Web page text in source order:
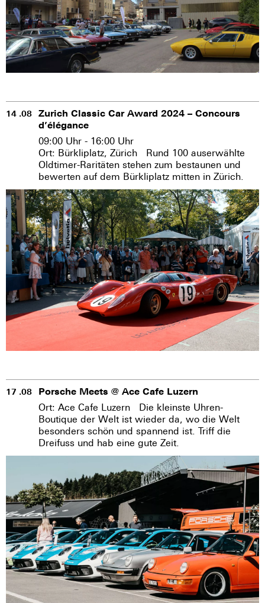
14 .08
Zurich Classic Car Award 2024 – Concours
d’élégance
09:00 Uhr - 16:00 Uhr
Ort: Bürkliplatz, Zürich Rund 100 auserwählte
Oldtimer-Raritäten stehen zum bestaunen und
bewerten auf dem Bürkliplatz mitten in Zürich.
17 .08 Porsche Meets @ Ace Cafe Luzern
Ort: Ace Cafe Luzern Die kleinste Uhren-
Boutique der Welt ist wieder da, wo die Welt
besonders schön und spannend ist. Triff die
Dreifuss und hab eine gute Zeit.